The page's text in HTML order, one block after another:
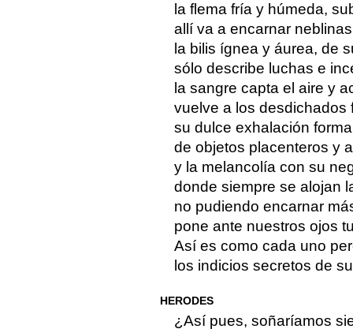
la flema fría y húmeda,
allí va a encarnar
la bilis ígnea y áurea, de
sólo describe luchas e
la sangre capta el aire y
vuelve a los desdichados
su dulce exhalación
de objetos placenteros y
y la melancolía con su
donde siempre se alojan
no pudiendo encarnar
pone ante nuestros ojos
Así es como cada uno
los indicios secretos de
HERODES
¿Así pues, soñaríamos